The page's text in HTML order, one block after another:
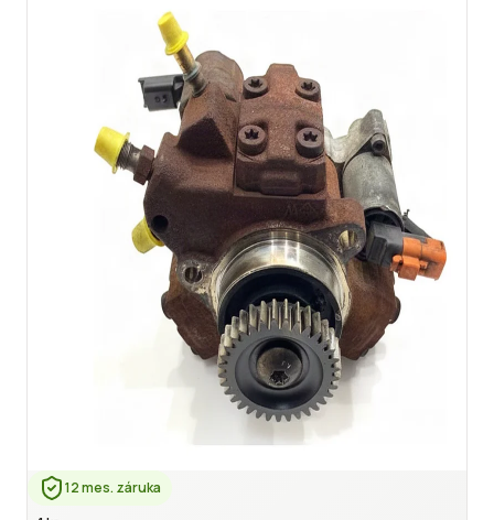
12 mes. záruka